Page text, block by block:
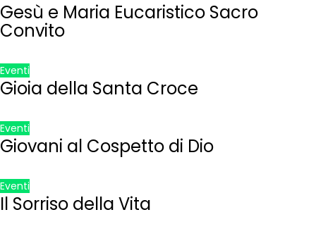
Gesù e Maria Eucaristico Sacro
Convito
Eventi
Gioia della Santa Croce
Eventi
Giovani al Cospetto di Dio
Eventi
Il Sorriso della Vita